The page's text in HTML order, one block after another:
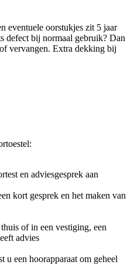
eventuele oorstukjes zit 5 jaar
defect bij normaal gebruik? Dan
vervangen. Extra dekking bij
en adviesgesprek aan
kort gesprek en het maken van
of in een vestiging, een
advies
u een hoorapparaat om geheel